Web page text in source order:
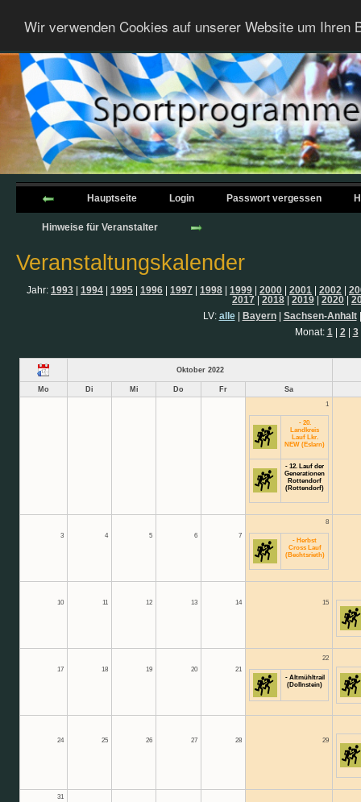
Wir verwenden Cookies auf unserer Website um
Hauptseite Login Passwort vergessen
Hinweise für Veranstalter
Veranstaltungskalender
Jahr: 1993 1994 1995 1996 1997 1998 1999 2000 2001 2002
2017
2018 2019 2020
LV: alle| Bayern| Sachsen-Anhalt
Monat: 1 2 3
Oktober 2022
Mo Di Mi Do Fr Sa
1
- 20.
Landkreis
Lauf Lkr.
NEW (Eslarn)
- 12. Lauf der
Generationen
Rottendorf
(Rottendorf)
3 4 5 6 7
8
- Herbst
Cross Lauf
(Bechtsrieth)
10 11 12 13 14 15
17 18 19 20 21
22
- Altmühltrail
(Dollnstein)
24 25 26 27 28 29
31